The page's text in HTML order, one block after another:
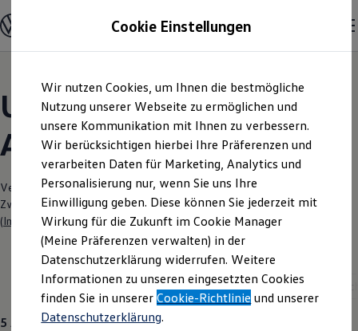
Hauptinhalt
springen
Footer
springen
Modelle und Konfigurator
Konfigurator
Modelle vergleichen
Elektroautos
ENERGY Sondermodelle
Nutzfahrzeuge
SUV und CUV
Familienautos
Kombis
Kompaktwagen
Sportwagen
Schnell verfügbare Fahrzeuge
Angebote und Produkte
Aktuelle Angebote
E-Auto-Förderung
Volkswagen Marktplatz
Die ENERGY Sondermodelle
Junge Gebrauchtwagen und Gebrauchtwagen
Volkswagen Zertifizierte Gebrauchtwagen
Elektromobilität bei Gebrauchtwagen
Unsere aktuellen
Angebote und mehr
Verantwortlich für die Inhalte auf dieser Seite ist die Autohaus West
Zweigbetrieb der Jepsen Auto- mobilhandelsgesellschaft mbH
(Impressum & Rechtliches)
Aktuelle Modelle Neuwagen ID. Polo
5 Angebote
Cookie Einstellungen
Wir nutzen Cookies, um Ihnen die bestmögliche
Nutzung unserer Webseite zu ermöglichen und
unsere Kommunikation mit Ihnen zu verbessern.
Wir berücksichtigen hierbei Ihre Präferenzen und
verarbeiten Daten für Marketing, Analytics und
Personalisierung nur, wenn Sie uns Ihre
Einwilligung geben. Diese können Sie jederzeit mit
Wirkung für die Zukunft im Cookie Manager
(Meine Präferenzen verwalten) in der
Datenschutzerklärung widerrufen. Weitere
Informationen zu unseren eingesetzten Cookies
finden Sie in unsererCookie-Richtlinie und unserer
Datenschutzerklärung.